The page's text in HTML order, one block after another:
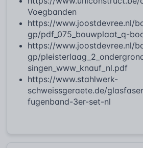
Voegbanden
https://www.joostdevree.nl/
gp/pdf_075_bouwplaat_q-
https://www.joostdevree.nl/
gp/
singen_www_knauf_nl.pdf
https://www.stahlwerk-
schweissgeraete.de/
fugenband-3er-set-nl